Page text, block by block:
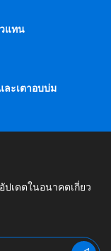
แทน
ะเตาอบบ่ม
ปเดตในอนาคตเกี่ยว